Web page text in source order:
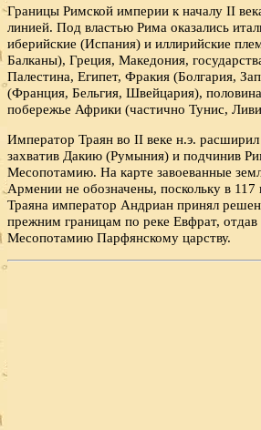
Границы Римской империи к началу II
линией. Под властью Рима оказались
иберийские (Испания) и иллирийские
Балканы), Греция, Македония,
Палестина, Египет, Фракия (Болгария,
(Франция, Бельгия, Швейцария),
побережье Африки (частично Тунис,
Император Траян во II веке н.э.
захватив Дакию (Румыния) и подчинив
Месопотамию. На карте завоеванные
Армении не обозначены, поскольку в 117
Траяна император Андриан принял
прежним границам по реке Евфрат,
Месопотамию Парфянскому царству.